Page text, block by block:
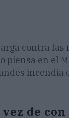
contra las
piensa en el
incendia
de con